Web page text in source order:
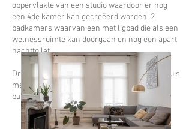
oppervlakte van een studio waardoor er nog
een 4de kamer kan gecreëerd worden. 2
badkamers waarvan een met ligbad die als een
welnessruimte kan doorgaan en nog een apart
nachttoilet.
Droom jij al lang van een instapklaar herenhuis
met veel ruimte in een van de meest hippe
buurten van de stad? Dit is je kans!